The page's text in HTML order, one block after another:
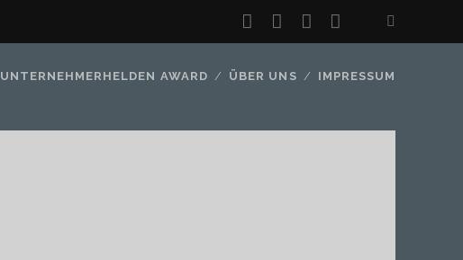
twitterfacebookinstagram
youtube
UNTERNEHMERHELDEN AWARD ÜBER UNS IMPRESSUM